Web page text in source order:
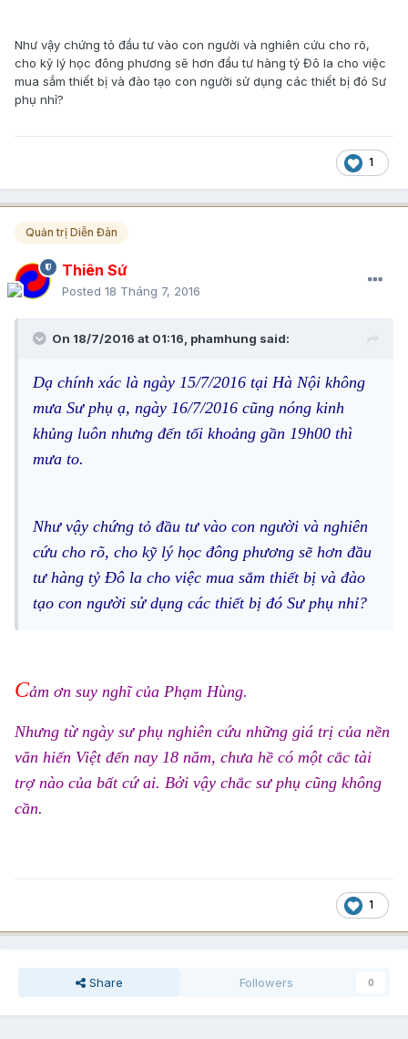
Như vậy chứng tỏ đầu tư vào con người và nghiên cứu cho rõ,
cho kỹ lý học đông phương sẽ hơn đầu tư hàng tỷ Đô la cho việc
mua sắm thiết bị và đào tạo con người sử dụng các thiết bị đó Sư
phụ nhỉ?
1
Quản trị Diễn Đàn
Thiên Sứ
Posted 18 Tháng 7, 2016
On 18/7/2016 at 01:16, phamhung said:
Dạ chính xác là ngày 15/7/2016 tại Hà Nội không
mưa Sư phụ ạ, ngày 16/7/2016 cũng nóng kinh
khủng luôn nhưng đến tối khoảng gần 19h00 thì
mưa to.
Như vậy chứng tỏ đầu tư vào con người và nghiên
cứu cho rõ, cho kỹ lý học đông phương sẽ hơn đầu
tư hàng tỷ Đô la cho việc mua sắm thiết bị và đào
tạo con người sử dụng các thiết bị đó Sư phụ nhỉ?
Cảm ơn suy nghĩ của Phạm Hùng.
Nhưng từ ngày sư phụ nghiên cứu những giá trị của nền
văn hiến Việt đến nay 18 năm, chưa hề có một cắc tài
trợ nào của bất cứ ai. Bởi vậy chắc sư phụ cũng không
cần.
1
Share Followers 0